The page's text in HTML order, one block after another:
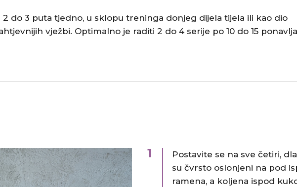
do 3 puta tjedno, u sklopu treninga donjeg dijela tijela ili kao dio
vježbi. Optimalno je raditi 2 do 4 serije po 10 do 15
1
Postavite se na sve četiri,
su čvrsto oslonjeni na pod
ramena, a koljena ispod